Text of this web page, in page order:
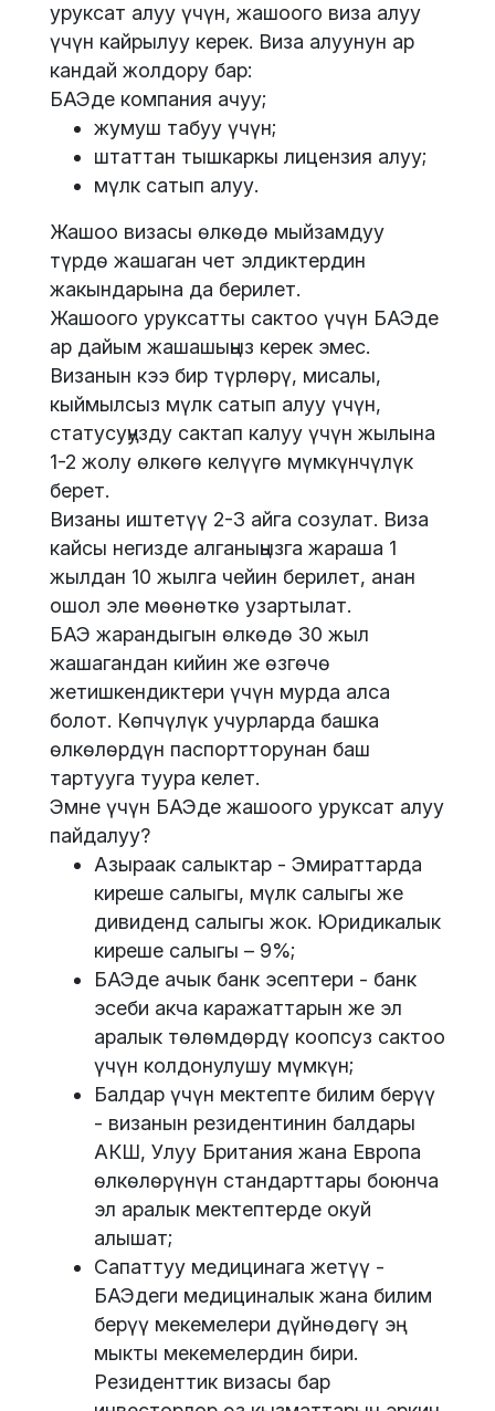
уруксат алуу үчүн, жашоого виза алуу
үчүн кайрылуу керек. Виза алуунун ар
кандай жолдору бар:
БАЭде компания ачуу;
жумуш табуу үчүн;
штаттан тышкаркы лицензия алуу;
мүлк сатып алуу.
Жашоо визасы өлкөдө мыйзамдуу
түрдө жашаган чет элдиктердин
жакындарына да берилет.
Жашоого уруксатты сактоо үчүн БАЭде
ар дайым жашашыңыз керек эмес.
Визанын кээ бир түрлөрү, мисалы,
кыймылсыз мүлк сатып алуу үчүн,
статусуңузду сактап калуу үчүн жылына
1-2 жолу өлкөгө келүүгө мүмкүнчүлүк
берет.
Визаны иштетүү 2-3 айга созулат. Виза
кайсы негизде алганыңызга жараша 1
жылдан 10 жылга чейин берилет, анан
ошол эле мөөнөткө узартылат.
БАЭ жарандыгын өлкөдө 30 жыл
жашагандан кийин же өзгөчө
жетишкендиктери үчүн мурда алса
болот. Көпчүлүк учурларда башка
өлкөлөрдүн паспортторунан баш
тартууга туура келет.
Эмне үчүн БАЭде жашоого уруксат алуу
пайдалуу?
Азыраак салыктар - Эмираттарда
киреше салыгы, мүлк салыгы же
дивиденд салыгы жок. Юридикалык
киреше салыгы – 9%;
БАЭде ачык банк эсептери - банк
эсеби акча каражаттарын же эл
аралык төлөмдөрдү коопсуз сактоо
үчүн колдонулушу мүмкүн;
Балдар үчүн мектепте билим берүү
- визанын резидентинин балдары
АКШ, Улуу Британия жана Европа
өлкөлөрүнүн стандарттары боюнча
эл аралык мектептерде окуй
алышат;
Сапаттуу медицинага жетүү -
БАЭдеги медициналык жана билим
берүү мекемелери дүйнөдөгү эң
мыкты мекемелердин бири.
Резиденттик визасы бар